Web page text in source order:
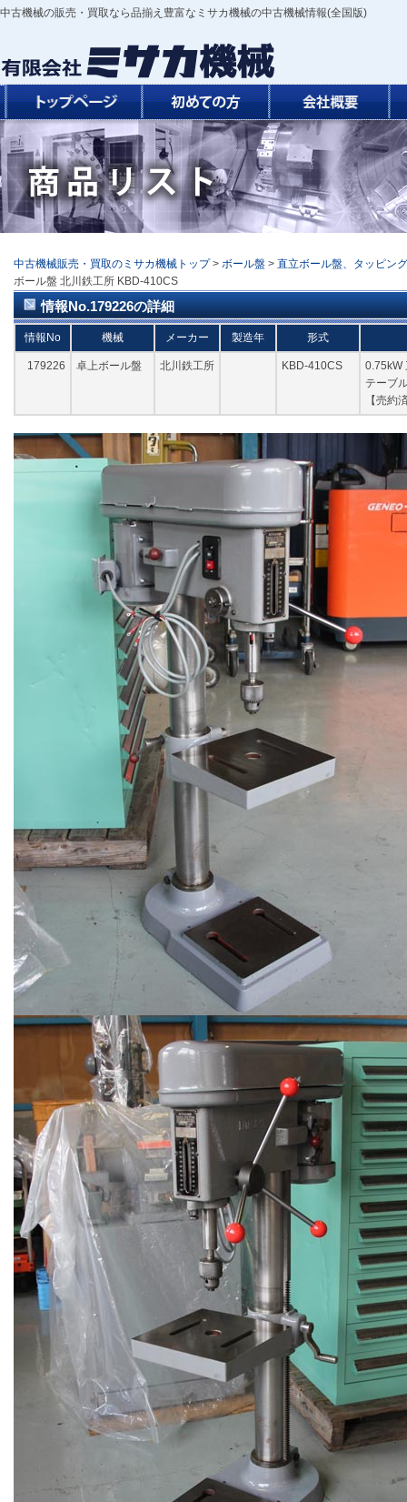
中古機械の販売・買取なら品揃え豊富なミサカ機械の中古機械情報(全国版)
中古機械販売・買取のミサカ機械トップ > ボール盤 > 直立ボール盤、タッピン
ボール盤 北川鉄工所 KBD-410CS
情報No.179226の詳細
情報No 機械 メーカー 製造年 形式
179226 卓上ボール盤 北川鉄工所 KBD-410CS
0.75kW
テーブ
【売約